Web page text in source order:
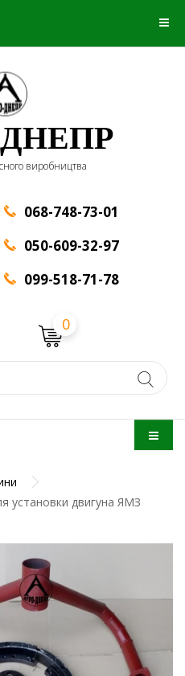
виробництва
068-748-73-01
050-609-32-97
099-518-71-78
0
установки двигуна ЯМЗ